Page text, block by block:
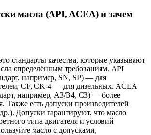
масла (API, ACEA) и зачем
стандарты качества, которые указывают
определённым требованиям. API
например, SN, SP) — для
CF, CK-4 — для дизельных. ACEA
например, A3/B4, C3) — более
Также есть допуски производителей
Допуски гарантируют, что масло
типа двигателя и условий
масло с допусками,